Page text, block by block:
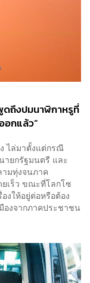
ดถึงปมนาฬิกาหรูที่
อกแล้ว”
ไล่มาตั้งแต่กรณี
ายกรัฐมนตรี และ
ามทุ่งจนภาค
ยเร็ว ขณะที่โลกโซ
งให้อยู่ต่อหรือต้อง
องจากภาคประชาชน